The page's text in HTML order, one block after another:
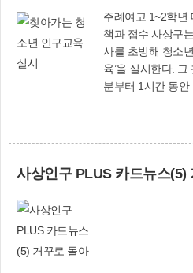
청 1층 사상갤러리
뒤 응모자에게 증정될 예
(☎310-5271)
주례여고 1~2학
책과 접수 사상구는 인구보건복지협회의 전문 강
사를 초빙해 청소
육’을 실시한다. 그 첫 번째로 5월 22일 오후 3시40
분부터 1시간 동안
(☎310-5271)로 신